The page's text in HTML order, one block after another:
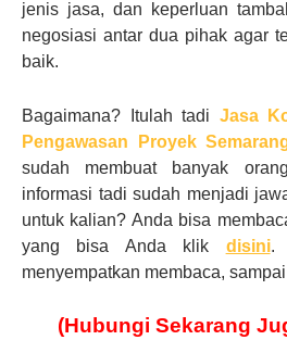
jenis jasa, dan keperluan
negosiasi antar dua pihak agar
baik.
Bagaimana? Itulah tadi Jasa
Pengawasan Proyek
sudah membuat banyak
informasi tadi sudah menjadi
untuk kalian? Anda bisa
yang bisa Anda klik disini.
menyempatkan membaca,
(Hubungi Sekarang